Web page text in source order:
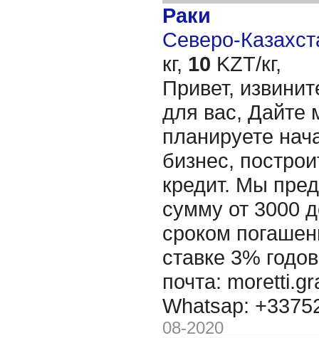
Раки
Северо-
кг, 10 KZT/кг,
Привет,
для вас, Дайте
планируете
бизнес,
кредит. Мы
сумму от 3000
сроком
ставке 3%
почта:
Whatsap:
08-2020